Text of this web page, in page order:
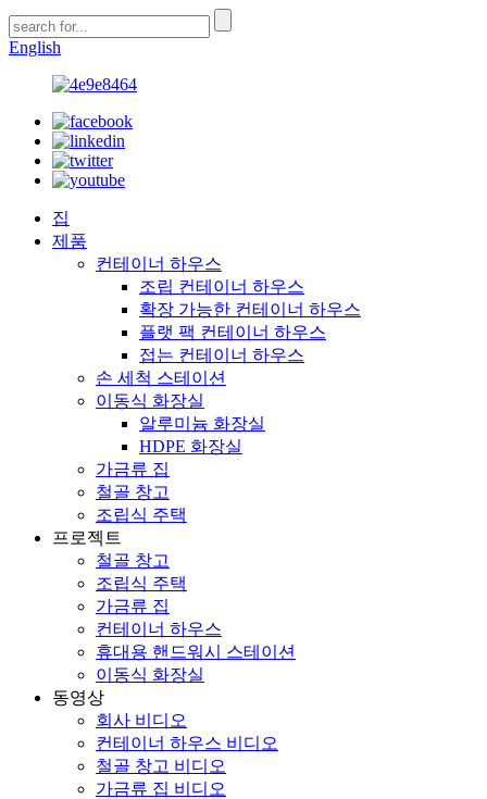
English
집
제품
컨테이너 하우스
조립 컨테이너 하우스
확장 가능한 컨테이너 하우스
플랫 팩 컨테이너 하우스
접는 컨테이너 하우스
손 세척 스테이션
이동식 화장실
알루미늄 화장실
HDPE 화장실
가금류 집
철골 창고
조립식 주택
프로젝트
철골 창고
조립식 주택
가금류 집
컨테이너 하우스
휴대용 핸드워시 스테이션
이동식 화장실
동영상
회사 비디오
컨테이너 하우스 비디오
철골 창고 비디오
가금류 집 비디오